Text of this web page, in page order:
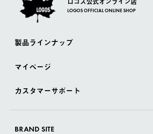
LOGOS OFFICIAL ONLINE SHOP
製品ラインナップ
マイページ
カスタマーサポート
BRAND SITE